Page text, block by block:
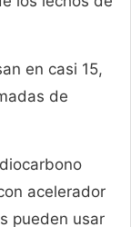
en casi 15,
de
acelerador
pueden usar